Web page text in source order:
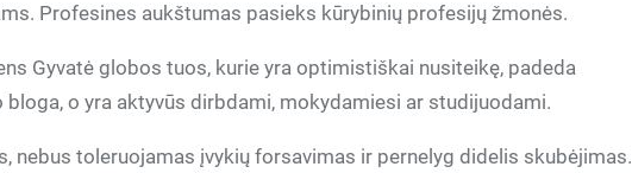
Profesines aukštumas pasieks kūrybinių profesijų žmonės.
Gyvatė globos tuos, kurie yra optimistiškai nusiteikę, padeda
bloga, o yra aktyvūs dirbdami, mokydamiesi ar studijuodami.
nebus toleruojamas įvykių forsavimas ir pernelyg didelis skubėjimas.